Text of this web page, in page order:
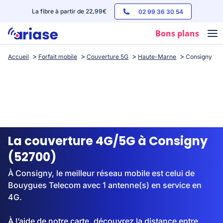
La fibre à partir de 22,99€ 02 99 36 30 54
Bons plans
Box internet
Streaming
Accueil Forfait mobile Couverture 5G Haute-Marne Consigny
La couverture 4G/5G à Consigny
(52700)
À Consigny, le meilleur réseau mobile est celui de
Bouygues Telecom avec 1 antenne(s) en service en
4G.
À l’aide de notre carte, découvrez la distance entre